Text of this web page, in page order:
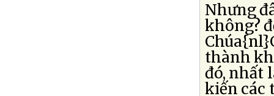
Nhưng
không?
thành
đó, nhất
kiến các